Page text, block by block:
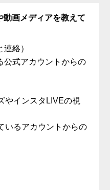
画メディアを教えて
絡）
公式アカウントからの
やインスタLIVEの視
いるアカウントからの